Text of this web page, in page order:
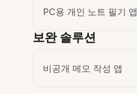
PC용 개인 노트 필기 앱
보완 솔루션
비공개 메모 작성 앱